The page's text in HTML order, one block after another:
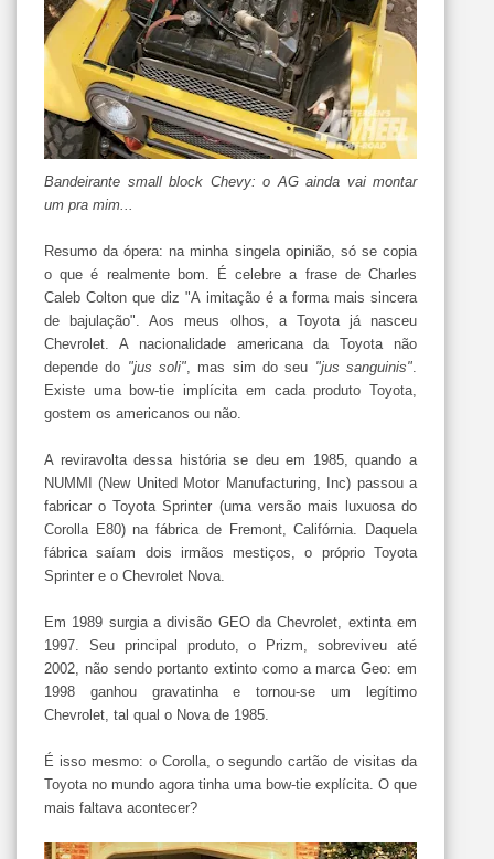
Bandeirante small block Chevy: o AG ainda vai montar
um pra mim...
Resumo da ópera: na minha singela opinião, só se copia
o que é realmente bom. É celebre a frase de Charles
Caleb Colton que diz "A imitação é a forma mais sincera
de bajulação". Aos meus olhos, a Toyota já nasceu
Chevrolet. A nacionalidade americana da Toyota não
depende do "jus soli", mas sim do seu "jus sanguinis".
Existe uma bow-tie implícita em cada produto Toyota,
gostem os americanos ou não.
A reviravolta dessa história se deu em 1985, quando a
NUMMI (New United Motor Manufacturing, Inc) passou a
fabricar o Toyota Sprinter (uma versão mais luxuosa do
Corolla E80) na fábrica de Fremont, Califórnia. Daquela
fábrica saíam dois irmãos mestiços, o próprio Toyota
Sprinter e o Chevrolet Nova.
Em 1989 surgia a divisão GEO da Chevrolet, extinta em
1997. Seu principal produto, o Prizm, sobreviveu até
2002, não sendo portanto extinto como a marca Geo: em
1998 ganhou gravatinha e tornou-se um legítimo
Chevrolet, tal qual o Nova de 1985.
É isso mesmo: o Corolla, o segundo cartão de visitas da
Toyota no mundo agora tinha uma bow-tie explícita. O que
mais faltava acontecer?